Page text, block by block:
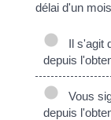
délai d'un
Il s'agit
depuis
Vous
depuis